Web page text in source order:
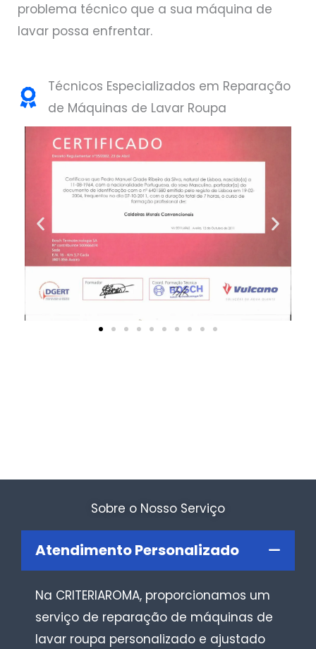
problema técnico que a sua máquina de
lavar possa enfrentar.
Técnicos Especializados em Reparação
de Máquinas de Lavar Roupa
Sobre o Nosso Serviço
Atendimento Personalizado
Na CRITERIAROMA, proporcionamos um
serviço de reparação de máquinas de
lavar roupa personalizado e ajustado